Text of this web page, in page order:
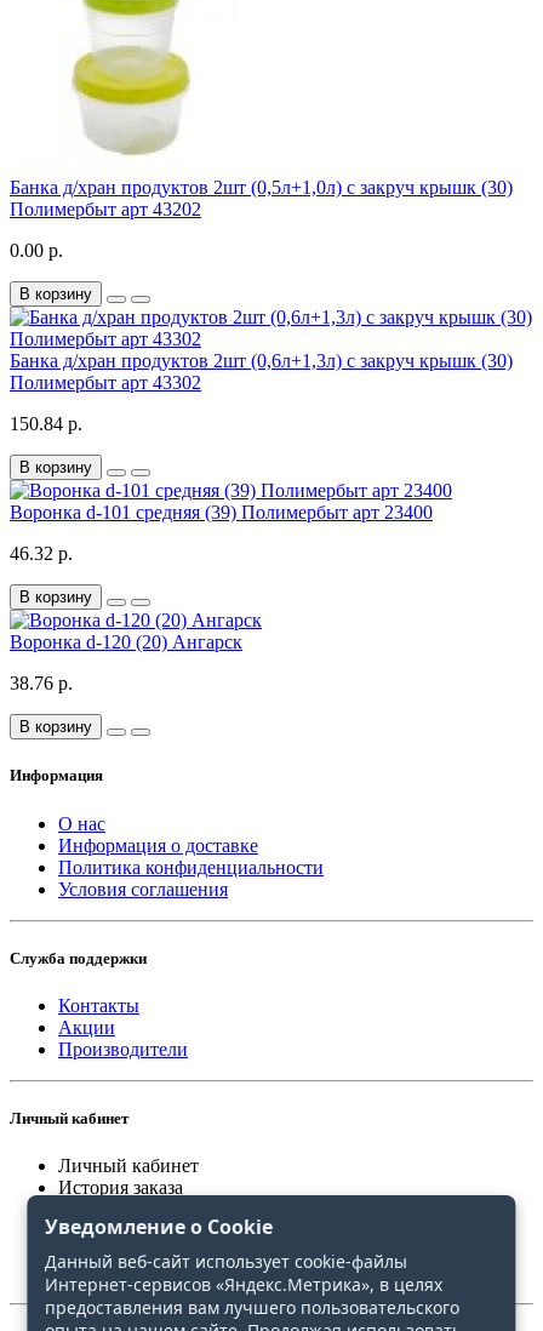
Банка д/хран продуктов 2шт (0,5л+1,0л) с закруч крышк (30)
Полимербыт арт 43202
0.00 р.
В корзину
Банка д/хран продуктов 2шт (0,6л+1,3л) с закруч крышк (30)
Полимербыт арт 43302
150.84 р.
В корзину
Воронка d-101 средняя (39) Полимербыт арт 23400
46.32 р.
В корзину
Воронка d-120 (20) Ангарск
38.76 р.
В корзину
Информация
О нас
Информация о доставке
Политика конфиденциальности
Условия соглашения
Служба поддержки
Контакты
Акции
Производители
Личный кабинет
Личный кабинет
История заказа
Сравнение
Уведомление о Cookie
Данный веб-сайт использует cookie-файлы
Интернет-сервисов «Яндекс.Метрика», в целях
предоставления вам лучшего пользовательского